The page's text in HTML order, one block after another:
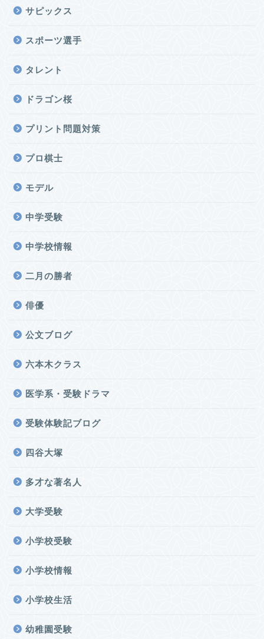
サピックス
スポーツ選手
タレント
ドラゴン桜
プリント問題対策
プロ棋士
モデル
中学受験
中学校情報
二月の勝者
俳優
公文ブログ
六本木クラス
医学系・受験ドラマ
受験体験記ブログ
四谷大塚
多才な著名人
大学受験
小学校受験
小学校情報
小学校生活
幼稚園受験